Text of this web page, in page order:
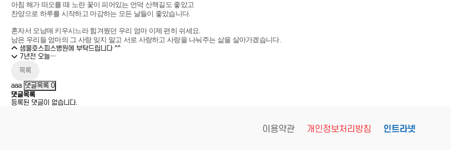
아침 해가 떠오를 때 노란 꽃이 피어있는 언덕 산책길도 좋았고
찬양으로 하루를 시작하고 마감하는 모든 날들이 좋았습니다.
혼자서 오남매 키우시느라 힘겨웠던 우리 엄마 이제 편히 쉬세요.
남은 우리들 엄마의 그 사랑 잊지 말고 서로 사랑하고 사랑을 나눠주는 삶을 살아가겠습니다.
샘물호스피스병원에 부탁드립니다 ^^
7년전 오늘…
목록
aaa 댓글목록 0
댓글목록
등록된 댓글이 없습니다.
이용약관 개인정보처리방침 인트라넷